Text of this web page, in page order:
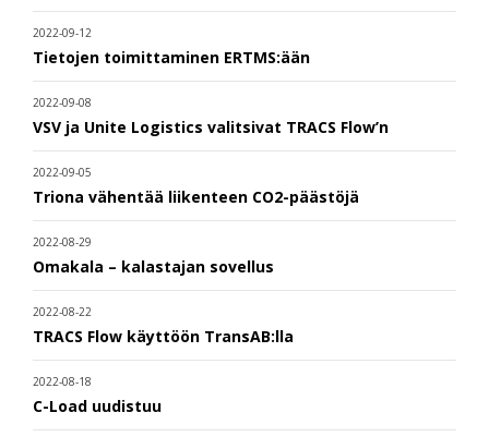
2022-09-12
Tietojen toimittaminen ERTMS:ään
2022-09-08
VSV ja Unite Logistics valitsivat TRACS Flow’n
2022-09-05
Triona vähentää liikenteen CO2-päästöjä
2022-08-29
Omakala – kalastajan sovellus
2022-08-22
TRACS Flow käyttöön TransAB:lla
2022-08-18
C-Load uudistuu